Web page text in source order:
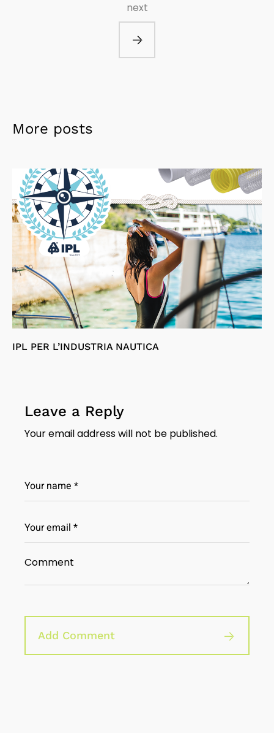
next
More posts
IPL PER L’INDUSTRIA NAUTICA
Leave a Reply
Your email address will not be published.